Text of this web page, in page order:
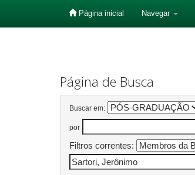
Página inicial Navegar
Página de Busca
Buscar em:
por
Filtros correntes: